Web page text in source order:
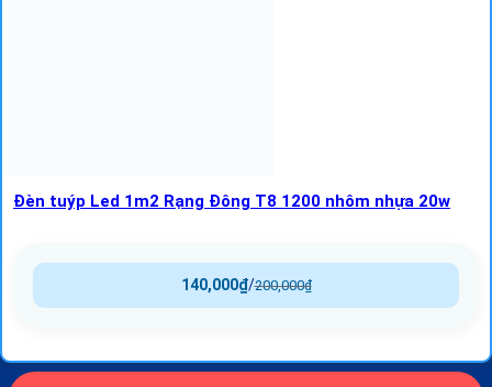
Đèn tuýp Led 1m2 Rạng Đông T8 1200 nhôm nhựa 20w
200,000₫
/
140,000₫